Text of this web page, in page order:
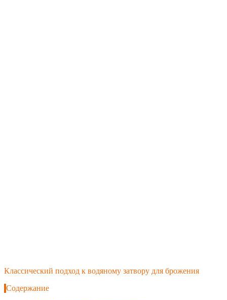
Классический подход к водяному затвору для брожения
Содержание